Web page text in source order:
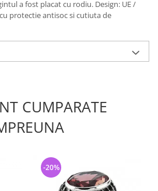
a fost placat cu rodiu. Design: UE /
protectie antisoc si cutiuta de
CUMPARATE
-20%